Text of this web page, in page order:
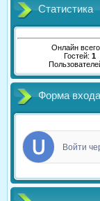
Статистика
Онлайн
Гостей: 1
Форма входа
Войти